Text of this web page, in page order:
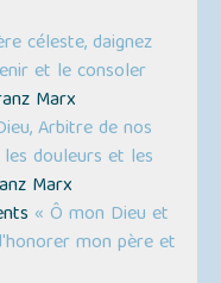
céleste, daignez
et le consoler
Marx
Arbitre de nos
douleurs et les
Marx
« Ô mon Dieu et
mon père et